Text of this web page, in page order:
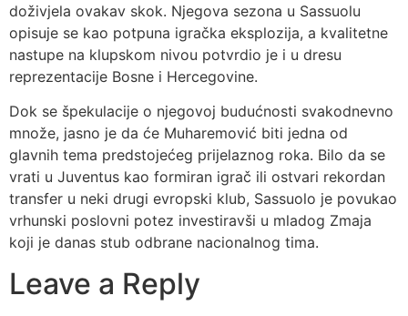
doživjela ovakav skok. Njegova sezona u Sassuolu
opisuje se kao potpuna igračka eksplozija, a kvalitetne
nastupe na klupskom nivou potvrdio je i u dresu
reprezentacije Bosne i Hercegovine.
Dok se špekulacije o njegovoj budućnosti svakodnevno
množe, jasno je da će Muharemović biti jedna od
glavnih tema predstojećeg prijelaznog roka. Bilo da se
vrati u Juventus kao formiran igrač ili ostvari rekordan
transfer u neki drugi evropski klub, Sassuolo je povukao
vrhunski poslovni potez investiravši u mladog Zmaja
koji je danas stub odbrane nacionalnog tima.
Leave a Reply